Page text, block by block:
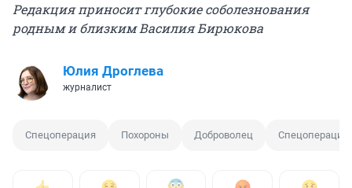
Редакция приносит глубокие соболезнования
родным и близким Василия Бирюкова
Юлия Дроглева
журналист
Спецоперация Похороны Доброволец Спецоперация